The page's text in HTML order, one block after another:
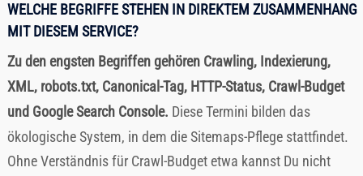
WELCHE BEGRIFFE STEHEN IN DIREKTEM ZUSAMMENHANG
MIT DIESEM SERVICE?
Zu den engsten Begriffen gehören Crawling, Indexierung,
XML, robots.txt, Canonical-Tag, HTTP-Status, Crawl-Budget
und Google Search Console. Diese Termini bilden das
ökologische System, in dem die Sitemaps-Pflege stattfindet.
Ohne Verständnis für Crawl-Budget etwa kannst Du nicht